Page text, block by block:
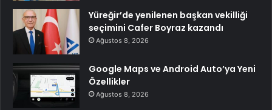
Yüreğir’de yenilenen başkan vekilliği
seçimini Cafer Boyraz kazandı
Ağustos 8, 2026
Google Maps ve Android Auto’ya Yeni
Özellikler
Ağustos 8, 2026